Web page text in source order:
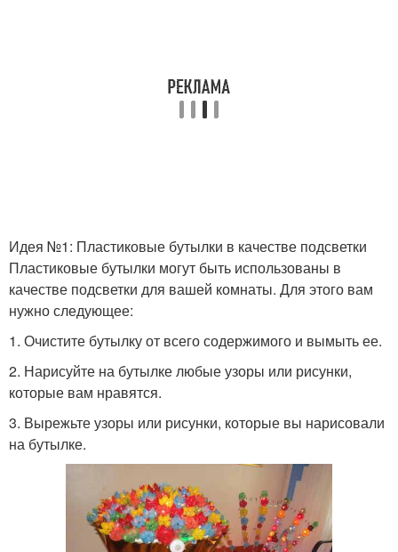
Ограды из пластиковых
Идея №1: Пластиковые бутылки в качестве подсветки
Пластиковые бутылки могут быть использованы в
качестве подсветки для вашей комнаты. Для этого вам
нужно следующее:
1. Очистите бутылку от всего содержимого и вымыть ее.
2. Нарисуйте на бутылке любые узоры или рисунки,
которые вам нравятся.
3. Вырежьте узоры или рисунки, которые вы нарисовали
на бутылке.